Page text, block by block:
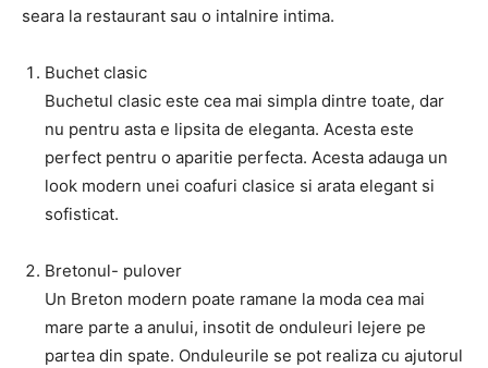
seara la restaurant sau o intalnire intima.
Buchet clasic
Buchetul clasic este cea mai simpla dintre toate, dar
nu pentru asta e lipsita de eleganta. Acesta este
perfect pentru o aparitie perfecta. Acesta adauga un
look modern unei coafuri clasice si arata elegant si
sofisticat.
Bretonul- pulover
Un Breton modern poate ramane la moda cea mai
mare parte a anului, insotit de onduleuri lejere pe
partea din spate. Onduleurile se pot realiza cu ajutorul